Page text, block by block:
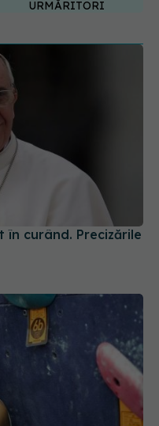
URMĂRITORI
în curând. Precizările